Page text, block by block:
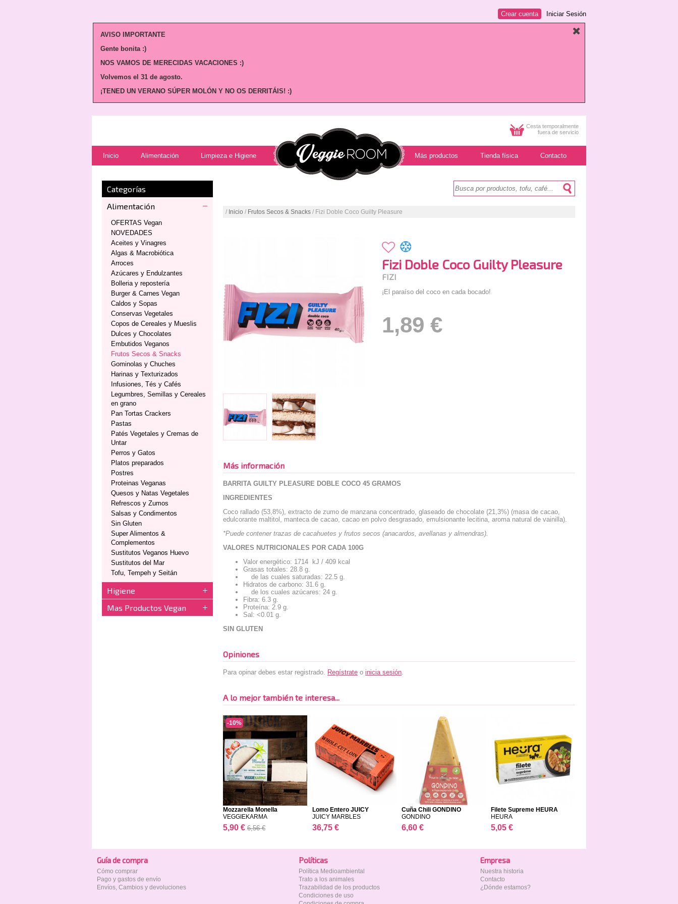
Iniciar Sesión
Crear cuenta
AVISO IMPORTANTE
Gente bonita :)
NOS VAMOS DE MERECIDAS VACACIONES :)
Volvemos el 31 de agosto.
¡TENED UN VERANO SÚPER MOLÓN Y NO OS DERRITÁIS! :)
Cesta temporalmente
fuera de servicio
Inicio Alimentación Limpieza e Higiene Más productos Tienda física Contacto
Categorías
Alimentación
OFERTAS Vegan
NOVEDADES
Aceites y Vinagres
Algas & Macrobiótica
Arroces
Azúcares y Endulzantes
Bolleria y repostería
Burger & Carnes Vegan
Caldos y Sopas
Conservas Vegetales
Copos de Cereales y Mueslis
Dulces y Chocolates
Embutidos Veganos
Frutos Secos & Snacks
Gominolas y Chuches
Harinas y Texturizados
Infusiones, Tés y Cafés
Legumbres, Semillas y Cereales
en grano
Pan Tortas Crackers
Pastas
Patés Vegetales y Cremas de
Untar
Perros y Gatos
Platos preparados
Postres
Proteinas Veganas
Quesos y Natas Vegetales
Refrescos y Zumos
Salsas y Condimentos
Sin Gluten
Super Alimentos &
Complementos
Sustitutos Veganos Huevo
Sustitutos del Mar
Tofu, Tempeh y Seitán
Higiene
Mas Productos Vegan
/ Inicio / Frutos Secos & Snacks / Fizi Doble Coco Guilty Pleasure
Fizi Doble Coco Guilty Pleasure
FIZI
¡El paraíso del coco en cada bocado!
1,89 €
Más información
BARRITA GUILTY PLEASURE DOBLE COCO 45 GRAMOS
INGREDIENTES
Coco rallado (53,8%), extracto de zumo de manzana concentrado, glaseado de chocolate (21,3%) (masa de cacao,
edulcorante maltitol, manteca de cacao, cacao en polvo desgrasado, emulsionante lecitina, aroma natural de vainilla).
*Puede contener trazas de cacahuetes y frutos secos (anacardos, avellanas y almendras).
VALORES NUTRICIONALES POR CADA 100G
Valor energético: 1714 kJ / 409 kcal
Grasas totales: 28.8 g.
de las cuales saturadas: 22.5 g.
Hidratos de carbono: 31.6 g.
de los cuales azúcares: 24 g.
Fibra: 6.3 g.
Proteína: 2.9 g.
Sal: <0.01 g.
SIN GLUTEN
Opiniones
Para opinar debes estar registrado. Regístrate o inicia sesión.
A lo mejor también te interesa...
Mozzarella Monella
VEGGIEKARMA
5,90 € 6,56 €
-10%
Lomo Entero JUICY
MARBLE...
JUICY MARBLES
36,75 €
Cuña Chili GONDINO
GONDINO
6,60 €
Filete Supreme HEURA
HEURA
5,05 €
Guía de compra
Cómo comprar
Pago y gastos de envío
Envíos, Cambios y devoluciones
Polí­ticas
Política Medioambiental
Trato a los animales
Trazabilidad de los productos
Condiciones de uso
Empresa
Nuestra historia
Contacto
¿Dónde estamos?